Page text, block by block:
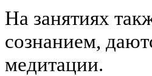
На занятиях
сознанием,
медитации.